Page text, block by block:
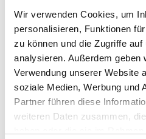
Wir verwenden Cookies, um
personalisieren, Funktionen
zu können und die Zugriffe
analysieren. Außerdem geben
Verwendung unserer Website
soziale Medien, Werbung und
Partner führen diese
weiteren Daten zusammen,
Inhalt:
inkl.